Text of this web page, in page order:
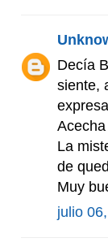
Decía
siente,
La
de
Muy
julio